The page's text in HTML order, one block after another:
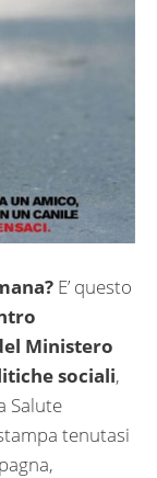
E’ questo
Ministero
sociali,
Salute
tenutasi